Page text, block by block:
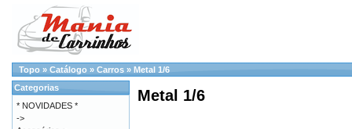
Topo » Catálogo » Carros » Metal 1/6
Metal 1/6
Categorias
* NOVIDADES *
->